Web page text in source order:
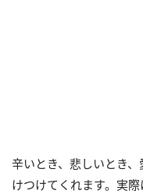
辛いとき、悲しいとき
けつけてくれます。実